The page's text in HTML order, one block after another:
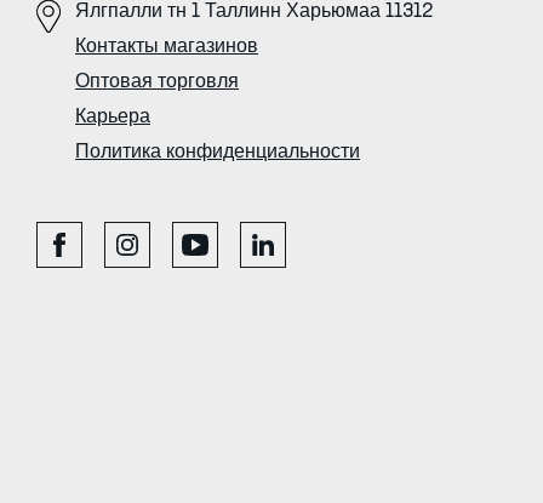
Ялгпалли тн 1 Таллинн Харьюмаа 11312
Контакты магазинов
Оптовая торговля
Карьера
Политика конфиденциальности